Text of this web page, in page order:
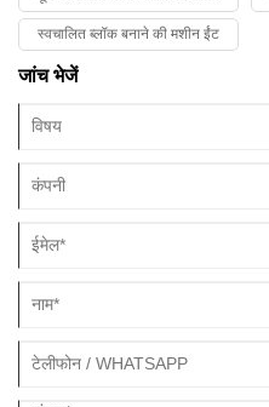
स्वचालित ब्लॉक बनाने की मशीन ईंट
जांच भेजें